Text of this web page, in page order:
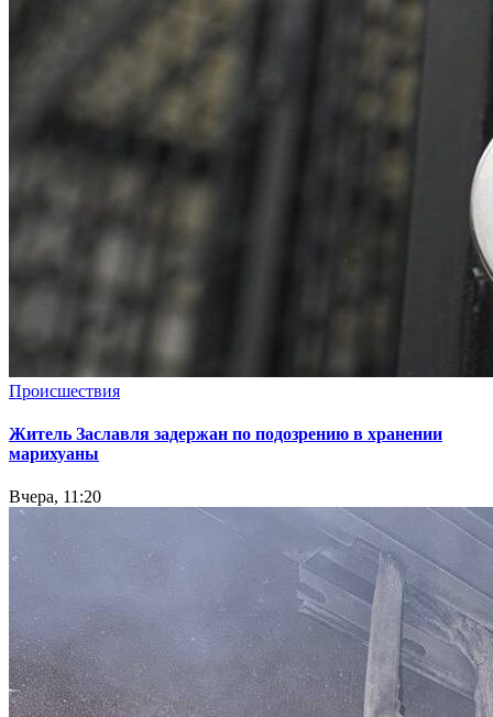
Происшествия
Житель Заславля задержан по подозрению в хранении
марихуаны
Вчера, 11:20